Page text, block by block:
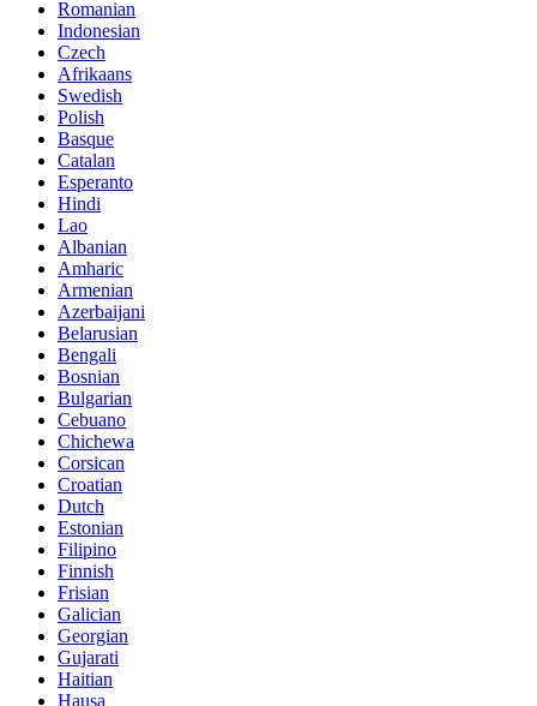
Romanian
Indonesian
Czech
Afrikaans
Swedish
Polish
Basque
Catalan
Esperanto
Hindi
Lao
Albanian
Amharic
Armenian
Azerbaijani
Belarusian
Bengali
Bosnian
Bulgarian
Cebuano
Chichewa
Corsican
Croatian
Dutch
Estonian
Filipino
Finnish
Frisian
Galician
Georgian
Gujarati
Haitian
Hausa